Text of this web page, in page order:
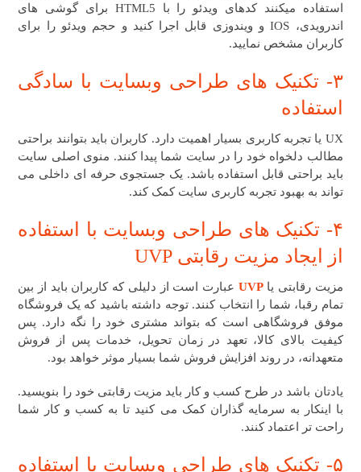
استفاده میکنند کدهای ویدئو را با HTML5 برای گوشی های
اندرویدی، IOS و ویندوزی قابل اجرا کنید و حجم ویدئو را برای
کاربران مشخص نمایید.
۳- تکنیک های طراحی وبسایت ​با سادگی
استفاده
UX یا تجربه کاربری بسیار اهمیت دارد. کاربران باید بتوانند براحتی
مطالب دلخواه خود را در سایت شما پیدا کنند. منوی اصلی سایت
باید براحتی قابل استفاده باشد. یک جستجوی حرفه ای داخلی می
تواند به بهبود تجربه کاربری سایت کمک کند.
۴- تکنیک های طراحی وبسایت ​با استفاده
از ایجاد مزیت رقابتی UVP
مزیت رقابتی یاUVP عبارت است از دلیلی که کاربران باید از بین
تمام رقبا، شما را انتخاب کنند. توجه داشته باشید که یک فروشگاه
موفق فروشگاهی است که بتواند مشتری خود را نگه دارد. پس
کیفیت بالای کالا، تعهد در زمان تحویل، خدمات پس از فروش
متعهدانه، در روند افزایش فروش شما بسیار موثر خواهد بود.
یادتان باشد در طرح کسب و کار باید مزیت رقابتی خود را بنویسید.
با اینکار به سرمایه گذاران کمک می کنید تا به کسب و کار شما
راحت تر اعتماد کنند.
۵- تکنیک های طراحی وبسایت ​با استفاده